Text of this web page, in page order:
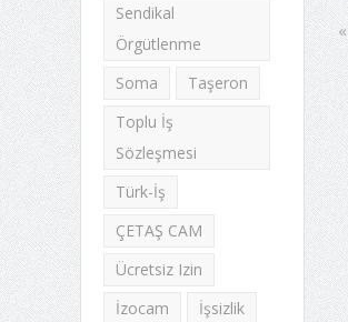
«
Sendikal
Örgütlenme
Soma
Taşeron
Toplu İş
Sözleşmesi
Türk-İş
ÇETAŞ CAM
Ücretsiz Izin
İzocam
İşsizlik